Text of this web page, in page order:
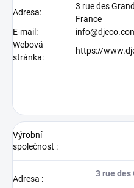
Adresa:
3 rue des
France
E-mail:
Webová
stránka:
https://
Výrobní
společnost :
Adresa :
3 rue des